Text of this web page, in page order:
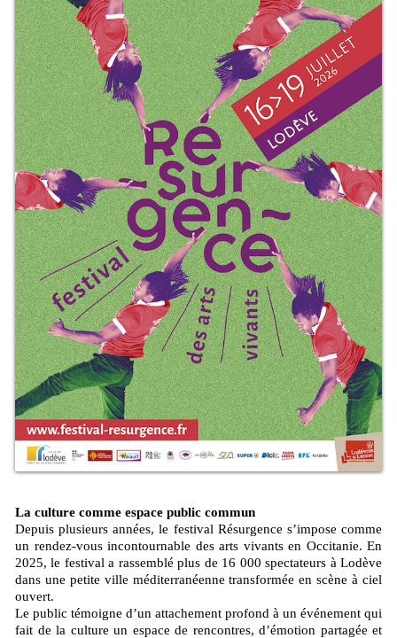
La culture comme espace public commun
Depuis plusieurs années, le festival Résurgence s’impose comme
un rendez-vous incontournable des arts vivants en Occitanie. En
2025, le festival a rassemblé plus de 16 000 spectateurs à Lodève
dans une petite ville méditerranéenne transformée en scène à ciel
ouvert.
Le public témoigne d’un attachement profond à un événement qui
fait de la culture un espace de rencontres, d’émotion partagée et